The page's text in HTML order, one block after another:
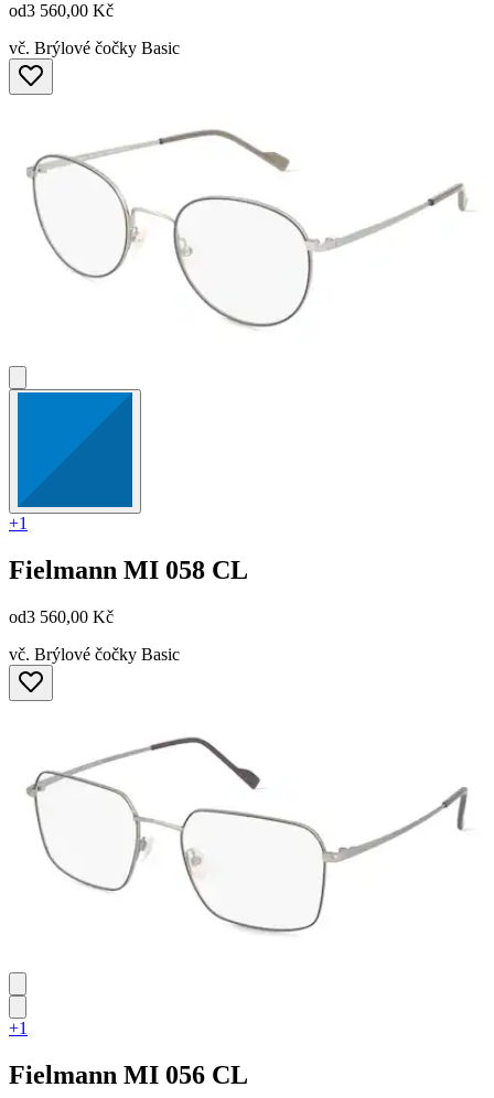
od3 560,00 Kč
vč. Brýlové čočky Basic
+1
Fielmann MI 058 CL
od3 560,00 Kč
vč. Brýlové čočky Basic
+1
Fielmann MI 056 CL